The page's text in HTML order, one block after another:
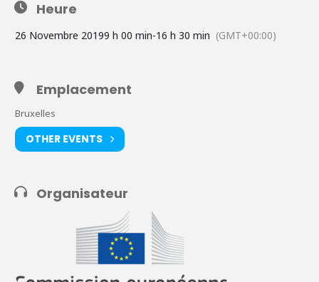
Heure
26 Novembre 20199 h 00 min-16 h 30 min (GMT+00:00)
Emplacement
Bruxelles
OTHER EVENTS
Organisateur